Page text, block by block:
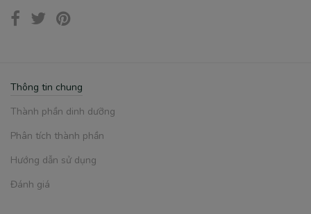
Thông tin chung
Thành phần dinh dưỡng
Phân tích thành phần
Hướng dẫn sử dụng
Đánh giá